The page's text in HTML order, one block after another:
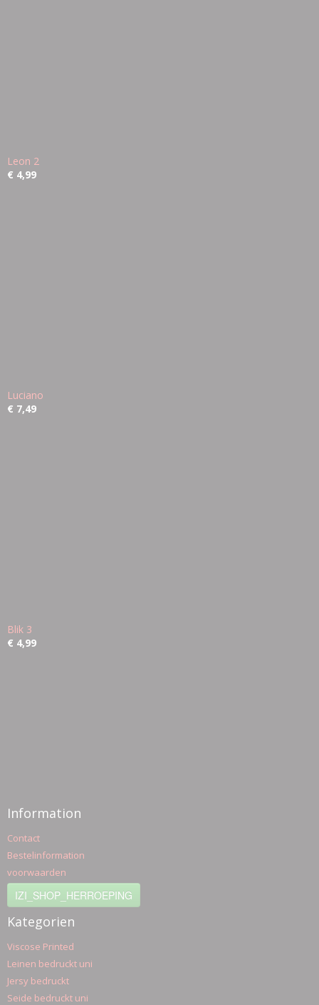
Leon 2
€ 4,99
Luciano
€ 7,49
Blik 3
€ 4,99
Information
Contact
Bestelinformation
voorwaarden
IZI_SHOP_HERROEPING
Kategorien
Viscose Printed
Leinen bedruckt uni
Jersy bedruckt
Seide bedruckt uni